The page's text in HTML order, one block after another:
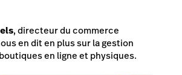
, directeur du commerce
en dit en plus sur la gestion
en ligne et physiques.